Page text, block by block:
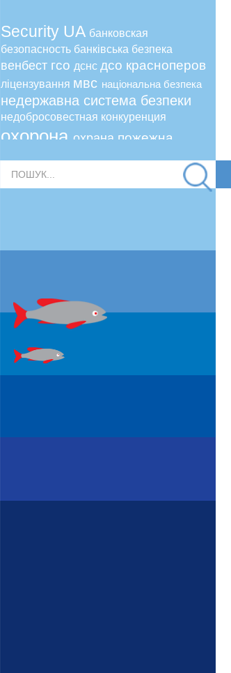
Security UA банковская
безопасность банківська безпека
венбест гсо дснс дсо красноперов
ліцензування мвс національна безпека
недержавна система безпеки
недобросовестная конкуренция
охорона охрана пожежна
поліція охорони ринок безпеки
рынок безопасностисергей сидоренко
явір 2000